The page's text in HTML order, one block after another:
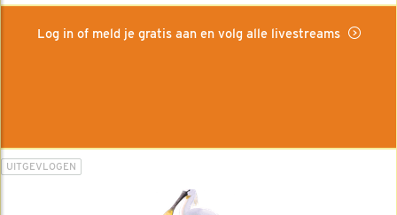
Log in of meld je gratis aan en volg alle livestreams
UITGEVLOGEN